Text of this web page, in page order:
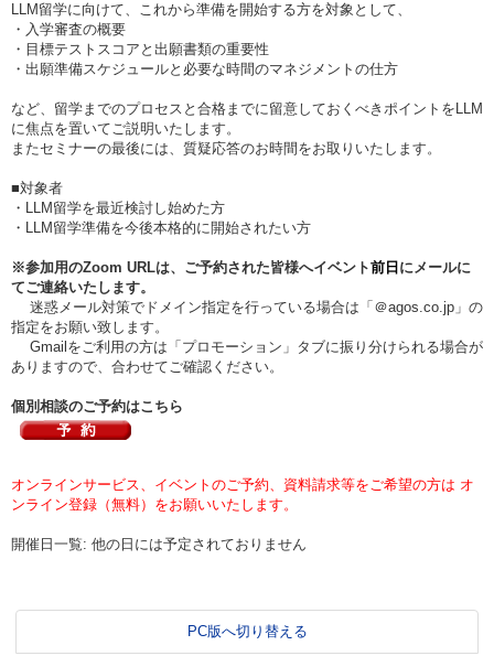
LLM留学に向けて、これから準備を開始する方を対象として、
・入学審査の概要
・目標テストスコアと出願書類の重要性
・出願準備スケジュールと必要な時間のマネジメントの仕方
など、留学までのプロセスと合格までに留意しておくべきポイントをLLM
に焦点を置いてご説明いたします。
またセミナーの最後には、質疑応答のお時間をお取りいたします。
■対象者
・LLM留学を最近検討し始めた方
・LLM留学準備を今後本格的に開始されたい方
※参加用のZoom URLは、ご予約された皆様へイベント前日 にメールに
てご連絡いたします。
迷惑メール対策でドメイン指定を行っている場合は「＠agos.co.jp」の
指定をお願い致します。
Gmailをご利用の方は「プロモーション」タブに振り分けられる場合が
ありますので、合わせてご確認ください。
個別相談のご予約はこちら
オンラインサービス、イベントのご予約、資料請求等をご希望の方は オ
ンライン登録（無料）をお願いいたします。
開催日一覧: 他の日には予定されておりません
PC版へ切り替える